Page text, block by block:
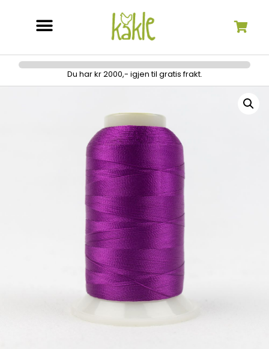
Du har kr 2000,- igjen til gratis frakt.